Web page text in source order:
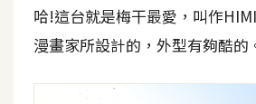
哈!這台就是梅干最愛，叫作
漫畫家所設計的，外型有夠酷的